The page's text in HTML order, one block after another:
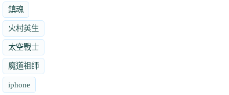
鎮魂
火村英生
太空戰士
魔道祖師
iphone